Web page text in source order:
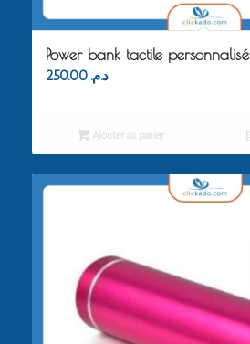
Power bank tactile personnalisé
د.م. 250.00
Ajouter au panier